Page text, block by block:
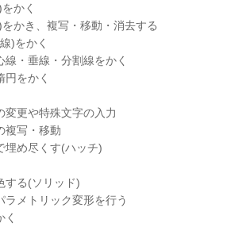
かく
かき、複写・移動・消去する
)をかく
・垂線・分割線をかく
をかく
更や特殊文字の入力
複写・移動
埋め尽くす(ハッチ)
する(ソリッド)
メトリック変形を行う